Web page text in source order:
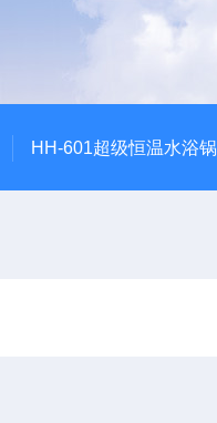
HH-601超级恒温水浴锅